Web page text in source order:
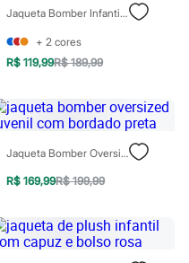
Jaqueta Bomber Infantil Com Capuz Preta
+ 2 cores
R$ 119,99R$ 189,99
Jaqueta Bomber Oversized Juvenil Com Bordado Preta
R$ 169,99R$ 199,99